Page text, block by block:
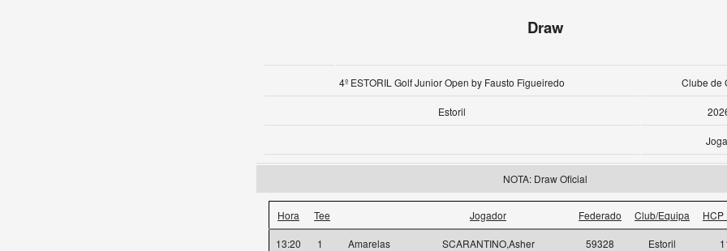
Draw
4º ESTORIL Golf Junior Open by Fausto Figueiredo Clube de
Estoril
NOTA: Draw Oficial
Hora Tee Jogador Federado Club/Equipa HCP
13:20 1 Amarelas SCARANTINO,Asher 59328 Estoril